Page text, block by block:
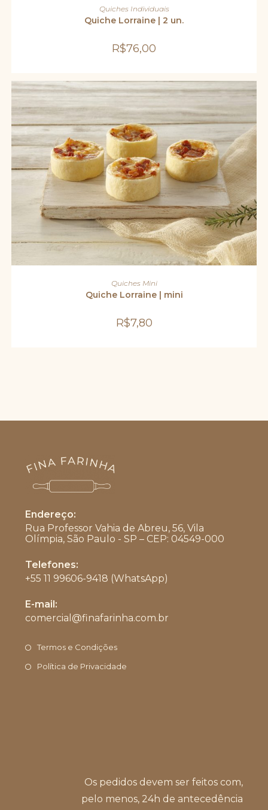
Quiches Individuais
Quiche Lorraine | 2 un.
R$76,00
Quiches Mini
Quiche Lorraine | mini
R$7,80
Endereço:
Rua Professor Vahia de Abreu, 56, Vila
Olímpia, São Paulo - SP – CEP: 04549-000
Telefones:
+55 11 99606-9418 (WhatsApp)
em
seu
E-mail:
comercial@finafarinha.com.brAbre
Termos e Condições
Política de Privacidade
Os pedidos devem ser feitos com,
pelo menos, 24h de antecedência